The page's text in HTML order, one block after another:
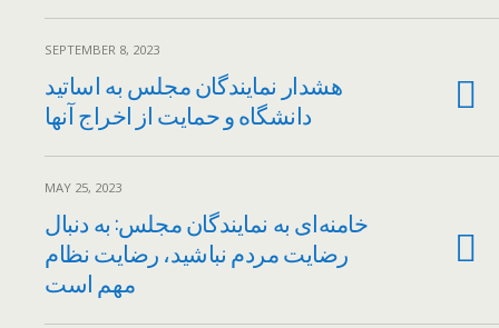
SEPTEMBER 8, 2023
هشدار نمایندگان مجلس به اساتید
دانشگاه و حمایت از اخراج آنها
MAY 25, 2023
خامنه‌ای به نمایندگان مجلس: به دنبال
رضایت مردم نباشید، رضایت نظام
مهم است